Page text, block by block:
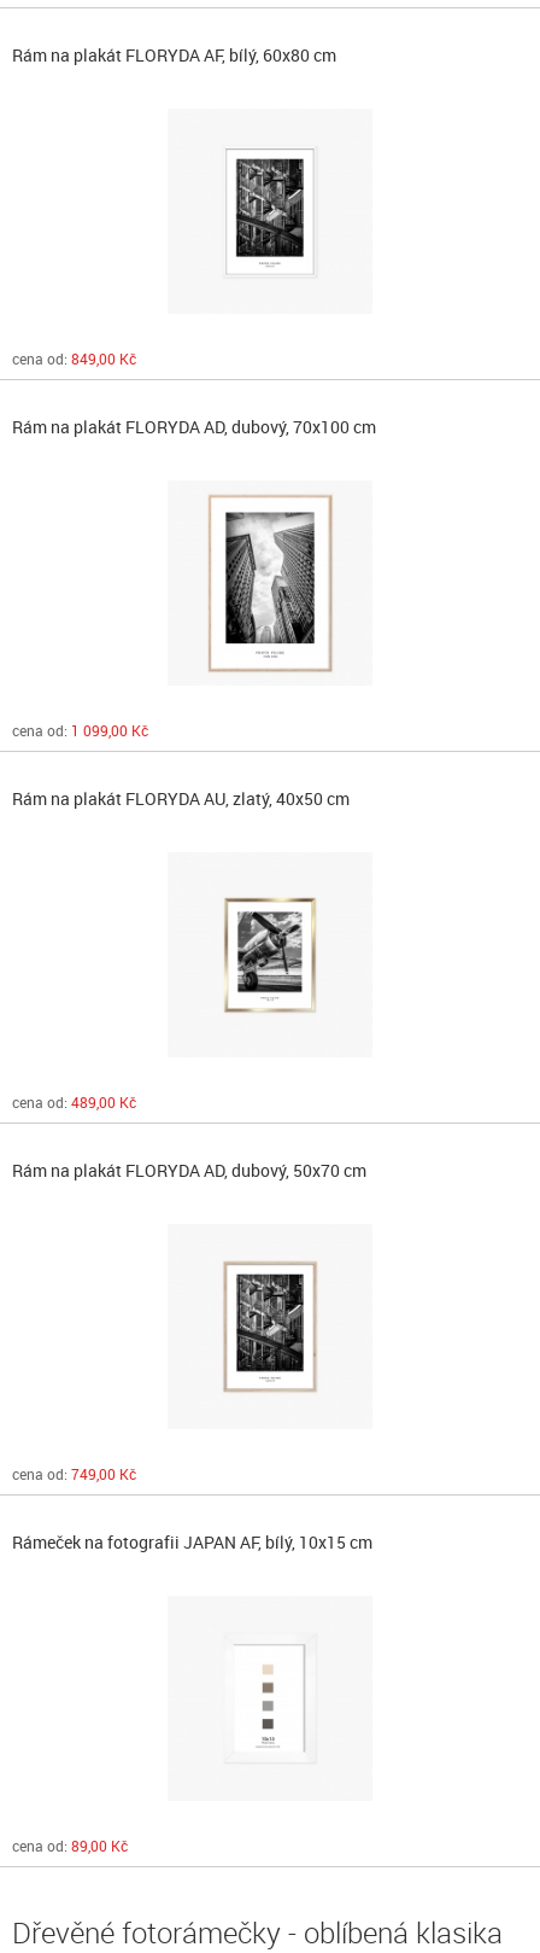
Rám na plakát FLORYDA AF, bílý, 60x80 cm
cena od: 849,00 Kč
Rám na plakát FLORYDA AD, dubový, 70x100 cm
cena od: 1 099,00 Kč
Rám na plakát FLORYDA AU, zlatý, 40x50 cm
cena od: 489,00 Kč
Rám na plakát FLORYDA AD, dubový, 50x70 cm
cena od: 749,00 Kč
Rámeček na fotografii JAPAN AF, bílý, 10x15 cm
cena od: 89,00 Kč
Dřevěné fotorámečky - oblíbená klasika